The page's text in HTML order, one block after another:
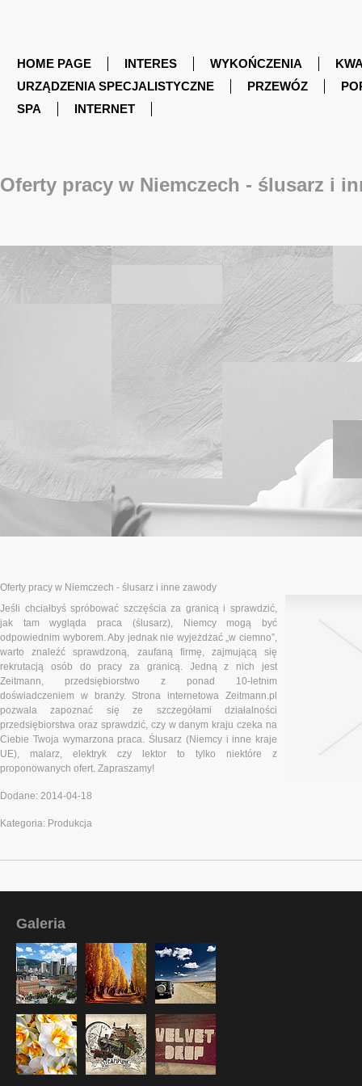
HOME PAGE INTERES WYKOŃCZENIA
URZĄDZENIA SPECJALISTYCZNE
PRZEWÓZ
SPA
INTERNET
Oferty pracy w Niemczech - ślusarz i
Oferty pracy w Niemczech - ślusarz i inne zawody
Jeśli chciałbyś spróbować szczęścia za granicą i sprawdzić,
jak tam wygląda praca (ślusarz), Niemcy mogą być
odpowiednim wyborem. Aby jednak nie wyjeżdżać „w ciemno”,
warto znaleźć sprawdzoną, zaufaną firmę, zajmującą się
rekrutacją osób do pracy za granicą. Jedną z nich jest
Zeitmann, przedsiębiorstwo z ponad 10-letnim
doświadczeniem w branży. Strona internetowa Zeitmann.pl
pozwala zapoznać się ze szczegółami działalności
przedsiębiorstwa oraz sprawdzić, czy w danym kraju czeka na
Ciebie Twoja wymarzona praca. Ślusarz (Niemcy i inne kraje
UE), malarz, elektryk czy lektor to tylko niektóre z
proponowanych ofert. Zapraszamy!
Dodane: 2014-04-18
Kategoria: Produkcja
Galeria